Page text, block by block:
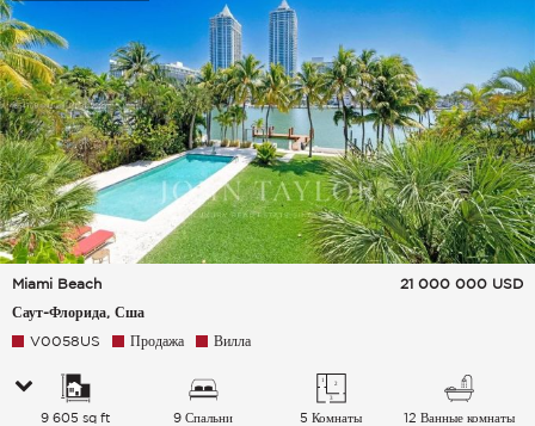
Miami Beach
Саут-Флорида, Сша
21 000 000 USD
V0058US Продажа Вилла
9 605 sq ft 9 Спальни 5 Комнаты 12 Ванные комнаты